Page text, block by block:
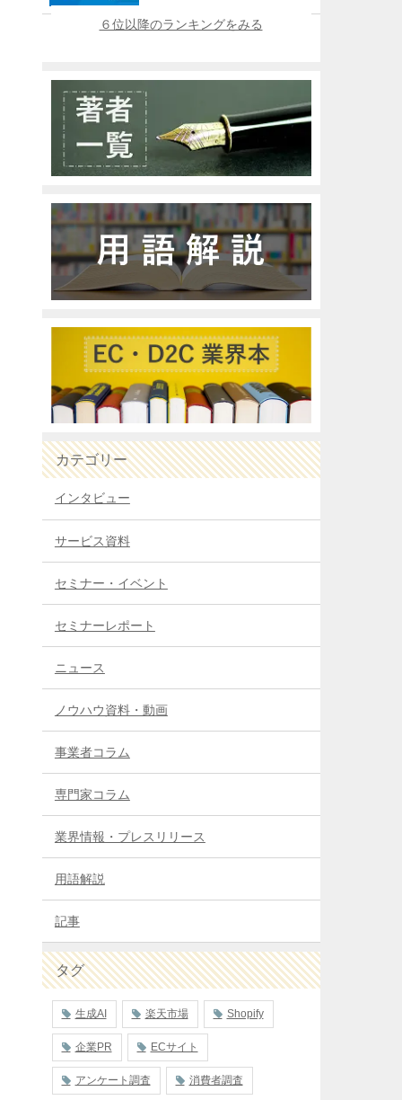
６位以降のランキングをみる
カテゴリー
インタビュー
サービス資料
セミナー・イベント
セミナーレポート
ニュース
ノウハウ資料・動画
事業者コラム
専門家コラム
業界情報・プレスリリース
用語解説
記事
タグ
生成AI 楽天市場 Shopify
企業PR ECサイト
アンケート調査 消費者調査